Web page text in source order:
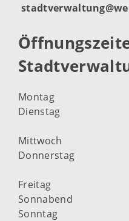
Montag
Dienstag
Mittwoch
Donnerstag
Freitag
Sonnabend
Sonntag